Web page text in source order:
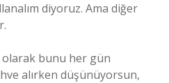
diyoruz. Ama diğer
olarak bunu her gün
alırken düşünüyorsun,